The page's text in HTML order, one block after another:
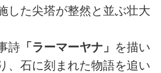
した尖塔が整然と並ぶ壮大
詩 「ラーマーヤナ」 を描い
、石に刻まれた物語を追い